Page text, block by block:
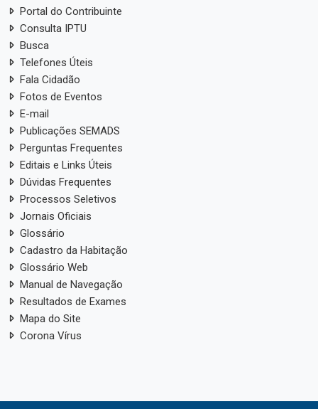
Portal do Contribuinte
Consulta IPTU
Busca
Telefones Úteis
Fala Cidadão
Fotos de Eventos
E-mail
Publicações SEMADS
Perguntas Frequentes
Editais e Links Úteis
Dúvidas Frequentes
Processos Seletivos
Jornais Oficiais
Glossário
Cadastro da Habitação
Glossário Web
Manual de Navegação
Resultados de Exames
Mapa do Site
Corona Vírus